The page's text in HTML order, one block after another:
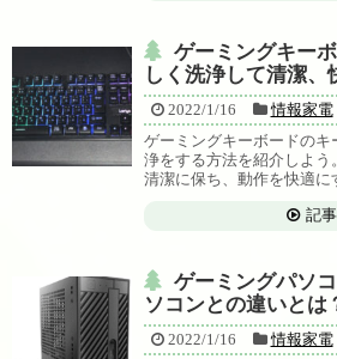
ゲーミングキー
しく洗浄して清潔、
2022/1/16
情報家電
ゲーミングキーボードの
浄をする方法を紹介しよう
清潔に保ち、動作を快適に
記
ゲーミングパソ
ソコンとの違いとは
2022/1/16
情報家電